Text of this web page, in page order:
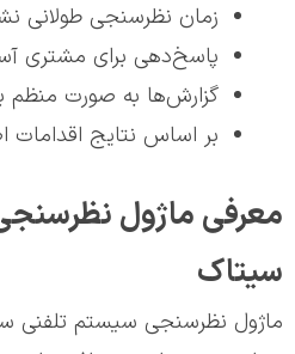
زمان نظرسنجی طولانی
پاسخ‌دهی برای مشتری
گزارش‌ها به صورت منظم
بر اساس نتایج اقدامات
معرفی ماژول
سیتاک
ماژول نظرسنجی سیستم تلفنی